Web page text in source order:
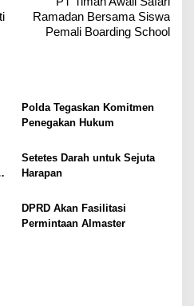
Ramadan Bersama Siswa
Pemali Boarding School
Polda Tegaskan Komitmen
Penegakan Hukum
Setetes Darah untuk Sejuta
Harapan
DPRD Akan Fasilitasi
Permintaan Almaster